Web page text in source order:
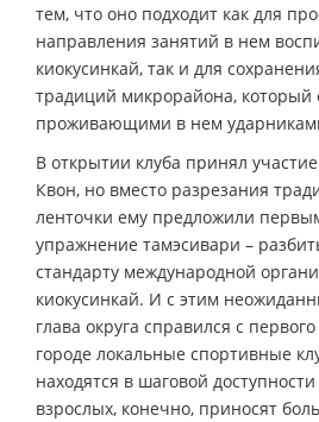
тем, что оно подходит как для
направления занятий в нем
киокусинкай, так и для
традиций микрорайона, который
проживающими в нем
В открытии клуба принял
Квон, но вместо разрезания
ленточки ему предложили
упражнение тамэсивари –
стандарту международной
киокусинкай. И с этим
глава округа справился с
городе локальные спортивные
находятся в шаговой
взрослых, конечно, приносят